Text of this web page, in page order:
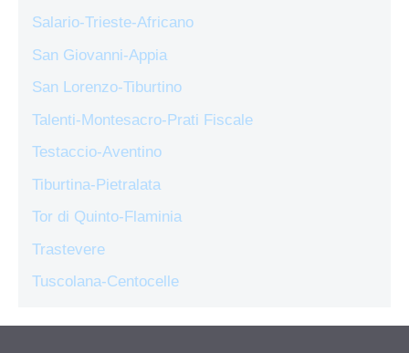
Salario-Trieste-Africano
San Giovanni-Appia
San Lorenzo-Tiburtino
Talenti-Montesacro-Prati Fiscale
Testaccio-Aventino
Tiburtina-Pietralata
Tor di Quinto-Flaminia
Trastevere
Tuscolana-Centocelle